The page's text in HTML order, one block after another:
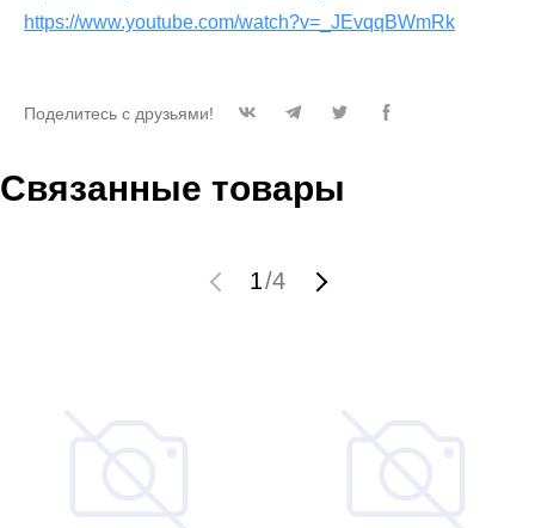
https://www.youtube.com/watch?v=_JEvqqBWmRk
Поделитесь с друзьями!
Связанные товары
1/4